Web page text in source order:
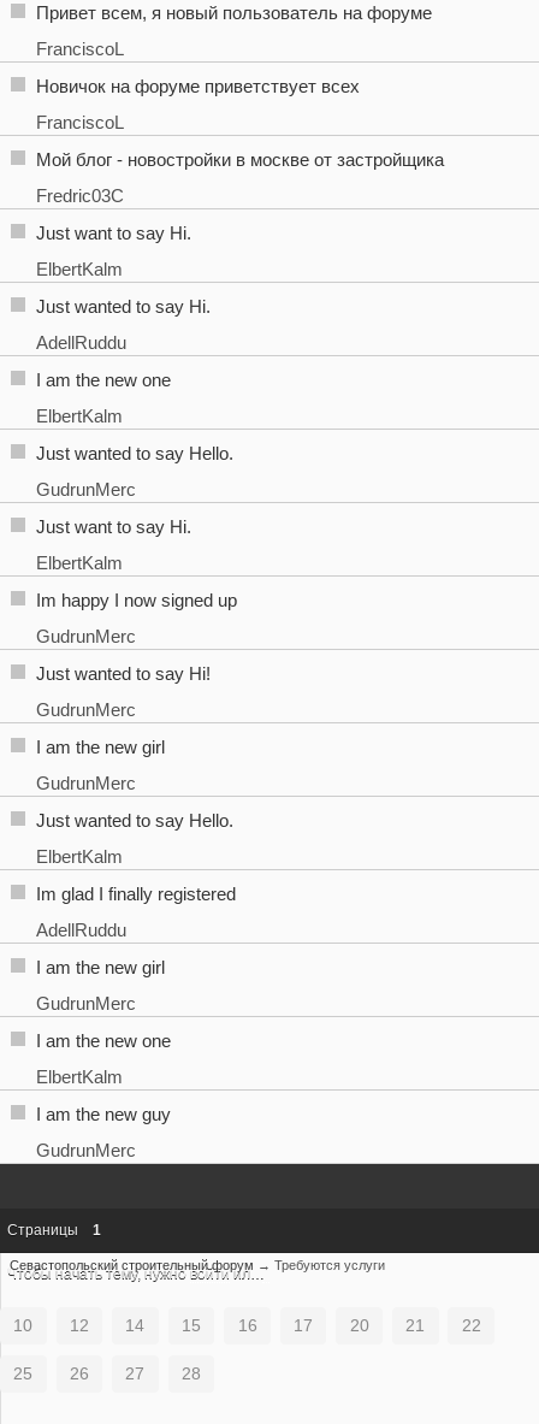
Привет всем, я новый пользователь на форуме
FranciscoL
Новичок на форуме приветствует всех
FranciscoL
Мой блог - новостройки в москве от застройщика
Fredric03C
Just want to say Hi.
ElbertKalm
Just wanted to say Hi.
AdellRuddu
I am the new one
ElbertKalm
Just wanted to say Hello.
GudrunMerc
Just want to say Hi.
ElbertKalm
Im happy I now signed up
GudrunMerc
Just wanted to say Hi!
GudrunMerc
I am the new girl
GudrunMerc
Just wanted to say Hello.
ElbertKalm
Im glad I finally registered
AdellRuddu
I am the new girl
GudrunMerc
I am the new one
ElbertKalm
I am the new guy
GudrunMerc
Страницы 1
Чтобы начать тему, нужновойтиили зарегистрироваться
Севастопольский строительный форум → Требуются услуги
10 12 14 15 16 17 20 21 22
25 26 27 28